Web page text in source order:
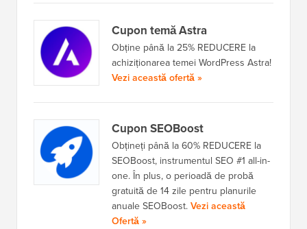
Cupon temă Astra
Obține până la 25% REDUCERE la
achiziționarea temei WordPress Astra!
Vezi această ofertă »
Cupon SEOBoost
Obțineți până la 60% REDUCERE la
SEOBoost, instrumentul SEO #1 all-in-
one. În plus, o perioadă de probă
gratuită de 14 zile pentru planurile
anuale SEOBoost. Vezi această
Ofertă »